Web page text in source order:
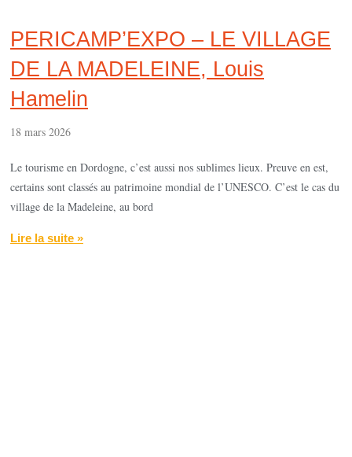
PERICAMP’EXPO – LE VILLAGE
DE LA MADELEINE, Louis
Hamelin
18 mars 2026
Le tourisme en Dordogne, c’est aussi nos sublimes lieux. Preuve en est,
certains sont classés au patrimoine mondial de l’UNESCO. C’est le cas du
village de la Madeleine, au bord
Lire la suite »